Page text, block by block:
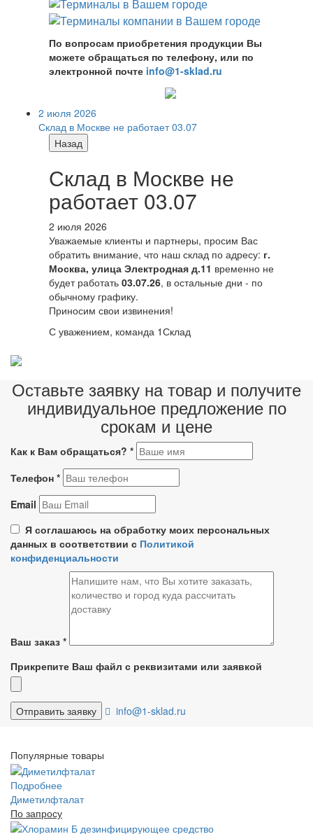
По вопросам приобретения продукции Вы
можете обращаться по телефону, или по
электронной почте info@1-sklad.ru
2 июля 2026
Склад в Москве не работает 03.07
Назад
Склад в Москве не
работает 03.07
2 июля 2026
Уважаемые клиенты и партнеры, просим Вас
обратить внимание, что наш склад по адресу: г.
Москва, улица Электродная д.11 временно не
будет работать 03.07.26, в остальные дни - по
обычному графику.
Приносим свои извинения!
С уважением, команда 1Склад
Оставьте заявку на товар и получите
индивидуальное предложение по
срокам и цене
Как к Вам обращаться? *
Телефон *
Email
Я соглашаюсь на обработку моих персональных
данных в соответствии с Политикой
конфиденциальности
Ваш заказ *
Прикрепите Ваш файл с реквизитами или заявкой
info@1-sklad.ru
Популярные товары
Подробнее
Диметилфталат
По запросу